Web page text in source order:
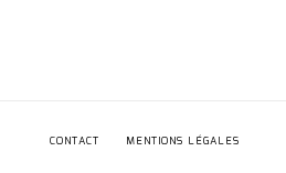
CONTACT MENTIONS LÉGALES